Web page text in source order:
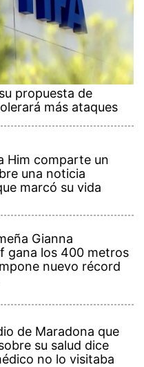
propuesta de
más ataques
Him comparte un
una noticia
marcó su vida
Gianna
gana los 400 metros
nuevo récord
de Maradona que
su salud dice
no lo visitaba